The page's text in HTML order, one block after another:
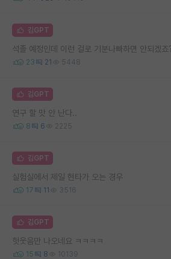
김GPT
23 21 5448
김GPT
연구 할 맛 안 난다..
8 6 2225
김GPT
실험실에서 제일 현타가 오는 경우
17 11 3516
김GPT
헛웃음만 나오네요 ㅋㅋㅋㅋ
15 8 10139